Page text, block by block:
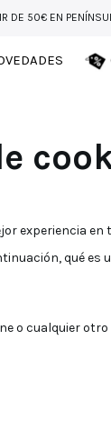
DE 50€ EN
experiencia en
qué es
o cualquier